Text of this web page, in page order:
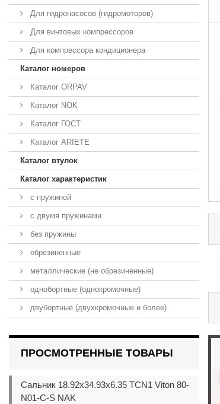
Для гидронасосов (гидромоторов)
Для винтовых компрессоров
Для компрессора кондиционера
Каталог номеров
Каталог ORPAV
Каталог NOK
Каталог ГОСТ
Каталог ARIETE
Каталог втулок
Каталог характеристик
с пружиной
с двумя пружинами
без пружины
обрезиненные
металлические (не обрезиненные)
однобортные (однокромочные)
двубортные (двухкромочные и более)
ПРОСМОТРЕННЫЕ ТОВАРЫ
Сальник 18.92x34.93x6.35 TCN1 Viton 80-
N01-C-S NAK